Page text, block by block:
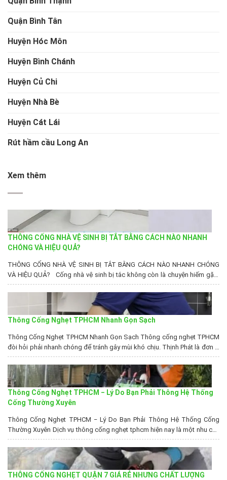
Quận Bình Tân
Huyện Hóc Môn
Huyện Bình Chánh
Huyện Củ Chi
Huyện Nhà Bè
Huyện Cát Lái
Rút hầm cầu Long An
Xem thêm
THÔNG CỐNG NHÀ VỆ SINH BỊ TẮT BẰNG CÁCH NÀO NHANH
CHÓNG VÀ HIỆU QUẢ?
THÔNG CỐNG NHÀ VỆ SINH BỊ TẮT BẰNG CÁCH NÀO NHANH CHÓNG
VÀ HIỆU QUẢ? Cống nhà vệ sinh bị tắc không còn là chuyện hiếm gặp.
Nó do nhiều nguyên nhân gây nên mà chủ yếu là những nguyên nhân liên
quan đến thói quen sử dụng. Vậy thông tắc cống nhà vệ...
Thông Cống Nghẹt TPHCM Nhanh Gọn Sạch
Thông Cống Nghẹt TPHCM Nhanh Gọn Sạch Thông cống nghẹt TPHCM
đòi hỏi phải nhanh chóng để tránh gây mùi khó chịu. Thịnh Phát là đơn vị
hàng đầu giúp bạn giải quyết vấn đề này. Bật Mí 6 Cách Hút Hầm Cầu
Hiệu Quả Đơn Vị Hút Hầm Cầu Sài Gòn Thi Công Chất...
Thông Cống Nghẹt TPHCM − Lý Do Bạn Phải Thông Hệ Thống
Cống Thường Xuyên
Thông Cống Nghẹt TPHCM − Lý Do Bạn Phải Thông Hệ Thống Cống
Thường Xuyên Dịch vụ thông cống nghẹt tphcm hiện nay là một nhu cầu
thiết yếu trong cuộc sống hiện đại nhằm bảo vệ sức khỏe cũng như bảo
vệ môi trường sống luôn sạch sẽ tránh các bệnh truyền nhiễm do...
THÔNG CỐNG NGHẸT QUẬN 7 GIÁ RẺ NHƯNG CHẤT LƯỢNG